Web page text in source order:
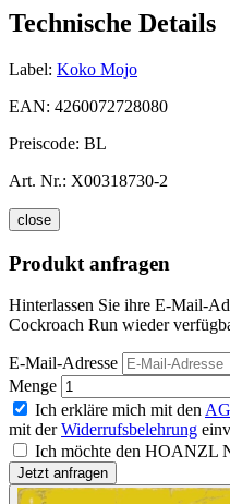
Technische Details
Label: Koko Mojo
EAN: 4260072728080
Preiscode: BL
Art. Nr.: X00318730-2
close
Produkt anfragen
Hinterlassen Sie ihre E-Mail-
Cockroach Run wieder
E-Mail-Adresse
Menge
Ich erkläre mich mit den
mit derWiderrufsbelehrung
Ich möchte den HOANZL